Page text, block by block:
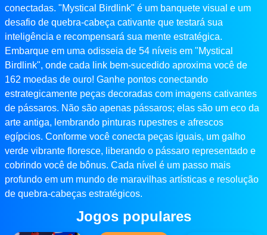
conectadas. "Mystical Birdlink" é um banquete visual e um
desafio de quebra-cabeça cativante que testará sua
inteligência e recompensará sua mente estratégica.
Embarque em uma odisseia de 54 níveis em "Mystical
Birdlink", onde cada link bem-sucedido aproxima você de
162 moedas de ouro! Ganhe pontos conectando
estrategicamente peças decoradas com imagens cativantes
de pássaros. Não são apenas pássaros; elas são um eco da
arte antiga, lembrando pinturas rupestres e afrescos
egípcios. Conforme você conecta peças iguais, um galho
verde vibrante floresce, liberando o pássaro representado e
cobrindo você de bônus. Cada nível é um passo mais
profundo em um mundo de maravilhas artísticas e resolução
de quebra-cabeças estratégicos.
Jogos populares